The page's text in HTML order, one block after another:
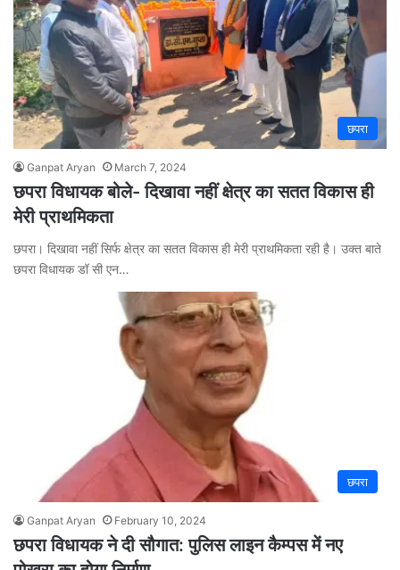
छपरा
Ganpat Aryan March 7, 2024
छपरा विधायक बोले- दिखावा नहीं क्षेत्र का सतत विकास ही
मेरी प्राथमिकता
छपरा। दिखावा नहीं सिर्फ क्षेत्र का सतत विकास ही मेरी प्राथमिकता रही है। उक्त बाते
छपरा विधायक डॉ सी एन…
छपरा
Ganpat Aryan February 10, 2024
छपरा विधायक ने दी सौगात: पुलिस लाइन कैम्पस में नए